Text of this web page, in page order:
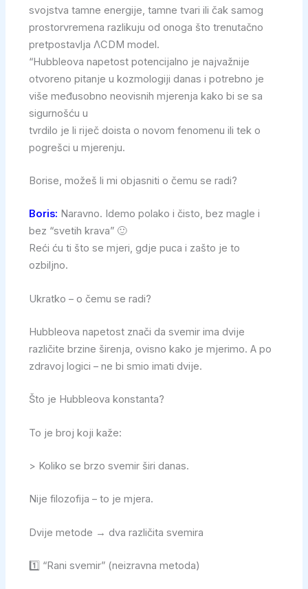
svojstva tamne energije, tamne tvari ili čak samog
prostorvremena razlikuju od onoga što trenutačno
pretpostavlja ΛCDM model.
“Hubbleova napetost potencijalno je najvažnije
otvoreno pitanje u kozmologiji danas i potrebno je
više međusobno neovisnih mjerenja kako bi se sa
sigurnošću u
tvrdilo je li riječ doista o novom fenomenu ili tek o
pogrešci u mjerenju.
Borise, možeš li mi objasniti o čemu se radi?
Boris: Naravno. Idemo polako i čisto, bez magle i
bez “svetih krava” 🙂
Reći ću ti što se mjeri, gdje puca i zašto je to
ozbiljno.
Ukratko – o čemu se radi?
Hubbleova napetost znači da svemir ima dvije
različite brzine širenja, ovisno kako je mjerimo. A po
zdravoj logici – ne bi smio imati dvije.
Što je Hubbleova konstanta?
To je broj koji kaže:
> Koliko se brzo svemir širi danas.
Nije filozofija – to je mjera.
Dvije metode → dva različita svemira
1️⃣ “Rani svemir” (neizravna metoda)